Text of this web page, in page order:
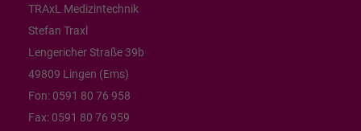
TRAxL Medizintechnik
Stefan Traxl
Lengericher Straße 39b
49809 Lingen (Ems)
Fon: 0591 80 76 958
Fax: 0591 80 76 959